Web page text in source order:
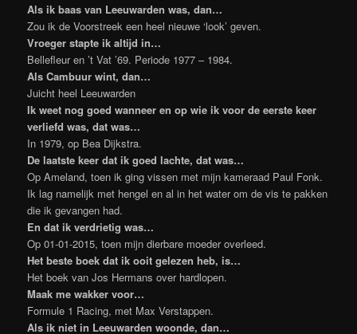
Als ik baas van Leeuwarden was, dan…
Zou ik de Voorstreek een heel nieuwe ‘look’ geven.
Vroeger stapte ik altijd in…
Bellefleur en ’t Vat ’69. Periode 1977 – 1984.
Als Cambuur wint, dan…
Juicht heel Leeuwarden
Ik weet nog goed wanneer en op wie ik voor de eerste keer
verliefd was, dat was…
In 1979, op Bea Dijkstra.
De laatste keer dat ik goed lachte, dat was…
Op Ameland, toen ik ging vissen met mijn kameraad Paul Fonk.
Ik lag namelijk met hengel en al in het water om de vis te pakken
die ik gevangen had.
En dat ik verdrietig was…
Op 01-01-2015, toen mijn dierbare moeder overleed.
Het beste boek dat ik ooit gelezen heb, is…
Het boek van Jos Hermans over hardlopen.
Maak me wakker voor…
Formule 1 Racing, met Max Verstappen.
Als ik niet in Leeuwarden woonde, dan…